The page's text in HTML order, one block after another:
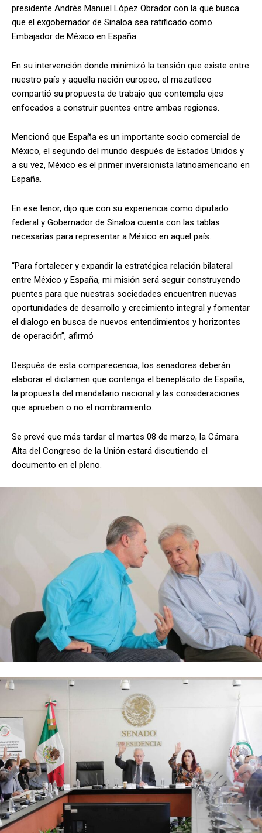
presidente Andrés Manuel López Obrador con la que busca
que el exgobernador de Sinaloa sea ratificado como
Embajador de México en España.
En su intervención donde minimizó la tensión que existe entre
nuestro país y aquella nación europeo, el mazatleco
compartió su propuesta de trabajo que contempla ejes
enfocados a construir puentes entre ambas regiones.
Mencionó que España es un importante socio comercial de
México, el segundo del mundo después de Estados Unidos y
a su vez, México es el primer inversionista latinoamericano en
España.
En ese tenor, dijo que con su experiencia como diputado
federal y Gobernador de Sinaloa cuenta con las tablas
necesarias para representar a México en aquel país.
“Para fortalecer y expandir la estratégica relación bilateral
entre México y España, mi misión será seguir construyendo
puentes para que nuestras sociedades encuentren nuevas
oportunidades de desarrollo y crecimiento integral y fomentar
el dialogo en busca de nuevos entendimientos y horizontes
de operación”, afirmó
Después de esta comparecencia, los senadores deberán
elaborar el dictamen que contenga el beneplácito de España,
la propuesta del mandatario nacional y las consideraciones
que aprueben o no el nombramiento.
Se prevé que más tardar el martes 08 de marzo, la Cámara
Alta del Congreso de la Unión estará discutiendo el
documento en el pleno.